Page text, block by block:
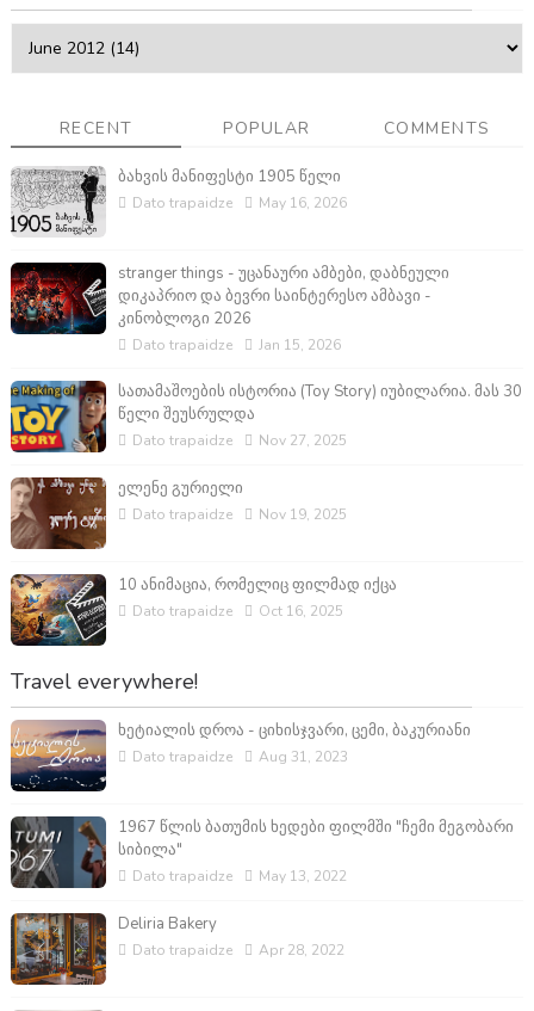
RECENT POPULAR COMMENTS
ბახვის მანიფესტი 1905 წელი
Dato trapaidze May 16, 2026
stranger things - უცანაური ამბები, დაბნეული
დიკაპრიო და ბევრი საინტერესო ამბავი -
კინობლოგი 2026
Dato trapaidze Jan 15, 2026
სათამაშოების ისტორია (Toy Story) იუბილარია. მას 30
წელი შეუსრულდა
Dato trapaidze Nov 27, 2025
ელენე გურიელი
Dato trapaidze Nov 19, 2025
10 ანიმაცია, რომელიც ფილმად იქცა
Dato trapaidze Oct 16, 2025
Travel everywhere!
ხეტიალის დროა - ციხისჯვარი, ცემი, ბაკურიანი
Dato trapaidze Aug 31, 2023
1967 წლის ბათუმის ხედები ფილმში "ჩემი მეგობარი
სიბილა"
Dato trapaidze May 13, 2022
Deliria Bakery
Dato trapaidze Apr 28, 2022